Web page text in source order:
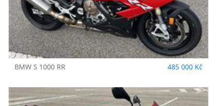
BMW S 1000 RR 485 000 Kč